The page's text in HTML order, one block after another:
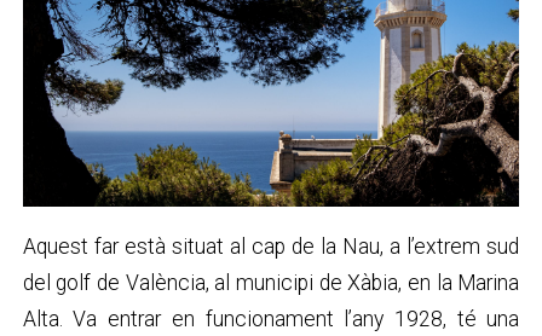
Aquest far està situat al cap de la Nau, a l’extrem sud
del golf de València, al municipi de Xàbia, en la Marina
Alta. Va entrar en funcionament l’any 1928, té una